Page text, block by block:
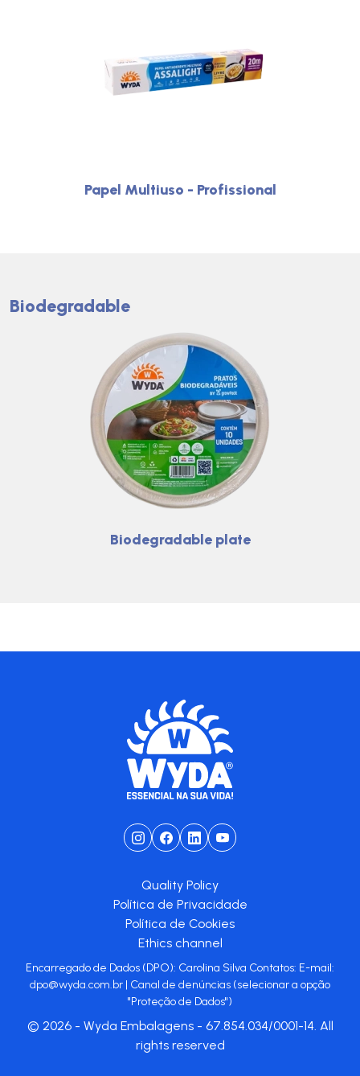
Papel Multiuso - Profissional
Biodegradable
Biodegradable plate
Quality Policy
Política de Privacidade
Política de Cookies
Ethics channel
Encarregado de Dados (DPO): Carolina Silva Contatos: E-mail:
dpo@wyda.com.br | Canal de denúncias (selecionar a opção
"Proteção de Dados")
© 2026 - Wyda Embalagens - 67.854.034/0001-14. All
rights reserved